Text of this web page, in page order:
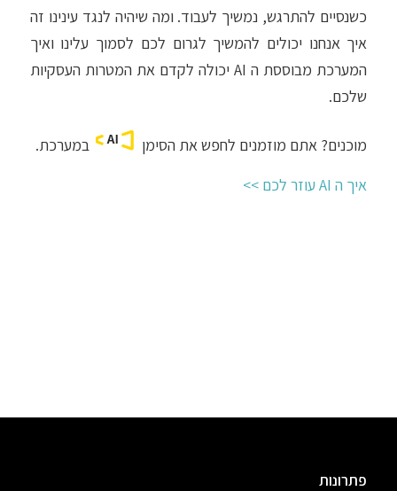
כשנסיים להתרגש, נמשיך לעבוד. ומה שיהיה לנגד עינינו זה
איך אנחנו יכולים להמשיך לגרום לכם לסמוך עלינו ואיך
המערכת מבוססת ה AI יכולה לקדם את המטרות העסקיות
שלכם.
מוכנים? אתם מוזמנים לחפש את הסימן
במערכת.
איך ה AI עוזר לכם >>
פתרונות